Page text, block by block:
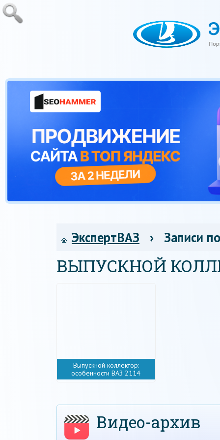
ЭкспертВАЗ › Записи
ВЫПУСКНОЙ
Выпускной коллектор:
особенности ВАЗ 2114
Видео-архив